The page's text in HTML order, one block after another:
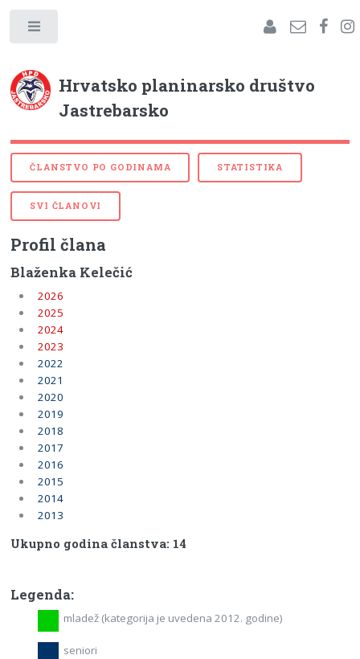
Hrvatsko planinarsko društvo
Jastrebarsko
ČLANSTVO PO GODINAMA STATISTIKA
SVI ČLANOVI
Profil člana
Blaženka Kelečić
2026
2025
2024
2023
2022
2021
2020
2019
2018
2017
2016
2015
2014
2013
Ukupno godina članstva: 14
Legenda:
mladež (kategorija je uvedena 2012. godine)
seniori